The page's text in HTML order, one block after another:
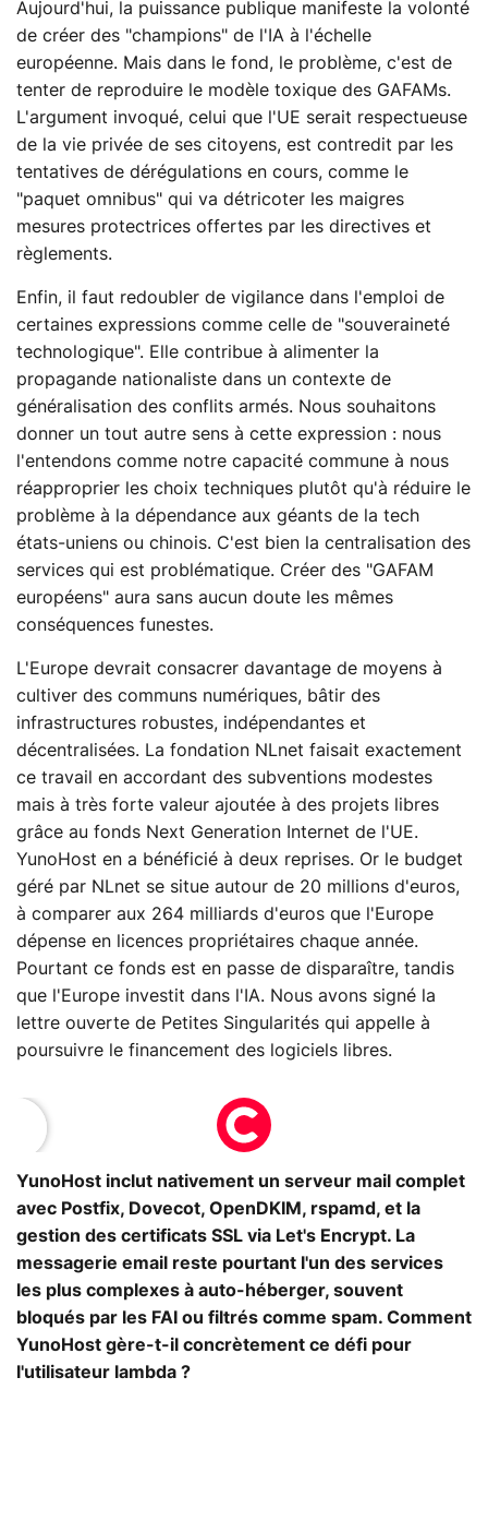
Aujourd'hui, la puissance publique manifeste la volonté
de créer des "champions" de l'IA à l'échelle
européenne. Mais dans le fond, le problème, c'est de
tenter de reproduire le modèle toxique des GAFAMs.
L'argument invoqué, celui que l'UE serait respectueuse
de la vie privée de ses citoyens, est contredit par les
tentatives de dérégulations en cours, comme le
"paquet omnibus" qui va détricoter les maigres
mesures protectrices offertes par les directives et
règlements.
Enfin, il faut redoubler de vigilance dans l'emploi de
certaines expressions comme celle de "souveraineté
technologique". Elle contribue à alimenter la
propagande nationaliste dans un contexte de
généralisation des conflits armés. Nous souhaitons
donner un tout autre sens à cette expression : nous
l'entendons comme notre capacité commune à nous
réapproprier les choix techniques plutôt qu'à réduire le
problème à la dépendance aux géants de la tech
états-uniens ou chinois. C'est bien la centralisation des
services qui est problématique. Créer des "GAFAM
européens" aura sans aucun doute les mêmes
conséquences funestes.
L'Europe devrait consacrer davantage de moyens à
cultiver des communs numériques, bâtir des
infrastructures robustes, indépendantes et
décentralisées. La fondation NLnet faisait exactement
ce travail en accordant des subventions modestes
mais à très forte valeur ajoutée à des projets libres
grâce au fonds Next Generation Internet de l'UE.
YunoHost en a bénéficié à deux reprises. Or le budget
géré par NLnet se situe autour de 20 millions d'euros,
à comparer aux 264 milliards d'euros que l'Europe
dépense en licences propriétaires chaque année.
Pourtant ce fonds est en passe de disparaître, tandis
que l'Europe investit dans l'IA. Nous avons signé la
lettre ouverte de Petites Singularités qui appelle à
poursuivre le financement des logiciels libres.
YunoHost inclut nativement un serveur mail complet
avec Postfix, Dovecot, OpenDKIM, rspamd, et la
gestion des certificats SSL via Let's Encrypt. La
messagerie email reste pourtant l'un des services
les plus complexes à auto-héberger, souvent
bloqués par les FAI ou filtrés comme spam. Comment
YunoHost gère-t-il concrètement ce défi pour
l'utilisateur lambda ?